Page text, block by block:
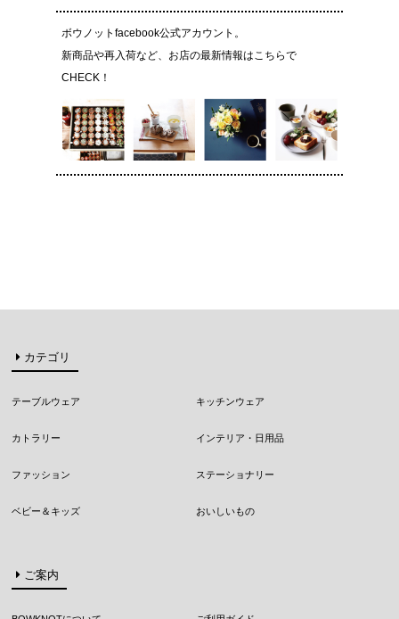
ボウノットfacebook公式アカウント。
新商品や再入荷など、お店の最新情報はこちらで
CHECK！
カテゴリ
テーブルウェア キッチンウェア
カトラリー インテリア・日用品
ファッション ステーショナリー
ベビー＆キッズ おいしいもの
ご案内